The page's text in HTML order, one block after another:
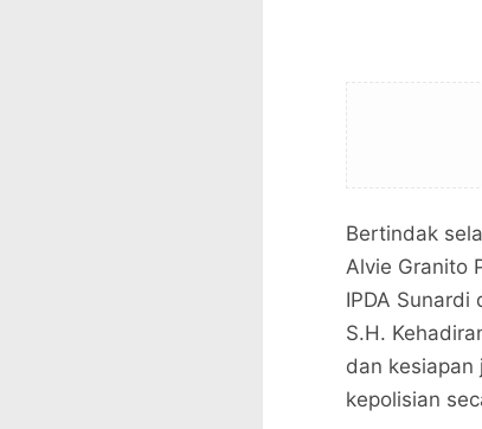
Bertindak
Alvie Granito
IPDA Sunardi
S.H.
dan kesiapan
kepolisian